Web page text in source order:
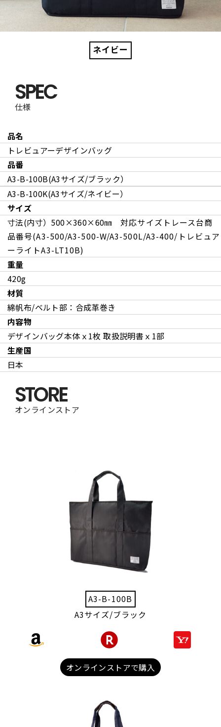
ネイビー
SPEC
仕様
品名
トレビュアーデザインバッグ
品番
A3-B-100B(A3サイズ/ブラック）
A3-B-100K(A3サイズ/ネイビー）
サイズ
寸法(内寸）500×360×60㎜対応サイズトレース台商
品番号(A3-500/A3-500-W/A3-500L/A3-400/トレビュア
ーライトA3-LT10B)
重量
420g
材質
綿帆布/ベルト部：合成革巻き
内容物
デザインバッグ本体ｘ1枚 取扱説明書ｘ1部
生産国
日本
STORE
オンラインストア
A3-B-100B
A3サイズ/ブラック
オンラインストアで購入